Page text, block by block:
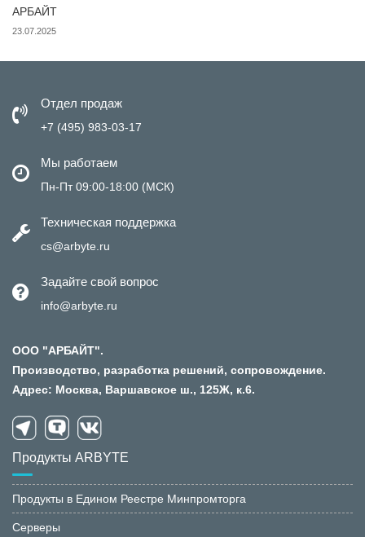
АРБАЙТ
23.07.2025
Отдел продаж
+7 (495) 983-03-17
Мы работаем
Пн-Пт 09:00-18:00 (МСК)
Техническая поддержка
cs@arbyte.ru
Задайте свой вопрос
info@arbyte.ru
ООО "АРБАЙТ".
Производство, разработка решений, сопровождение.
Адрес: Москва, Варшавское ш., 125Ж, к.6.
Продукты ARBYTE
Продукты в Едином Реестре Минпромторга
Серверы